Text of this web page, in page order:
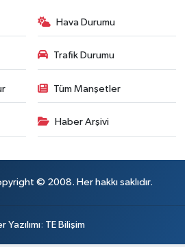
Hava Durumu
Trafik Durumu
Tüm Manşetler
Haber Arşivi
© 2008. Her hakkı saklıdır.
Yazılımı: TE Bilişim